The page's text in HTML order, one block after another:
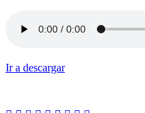
Ir a descargar